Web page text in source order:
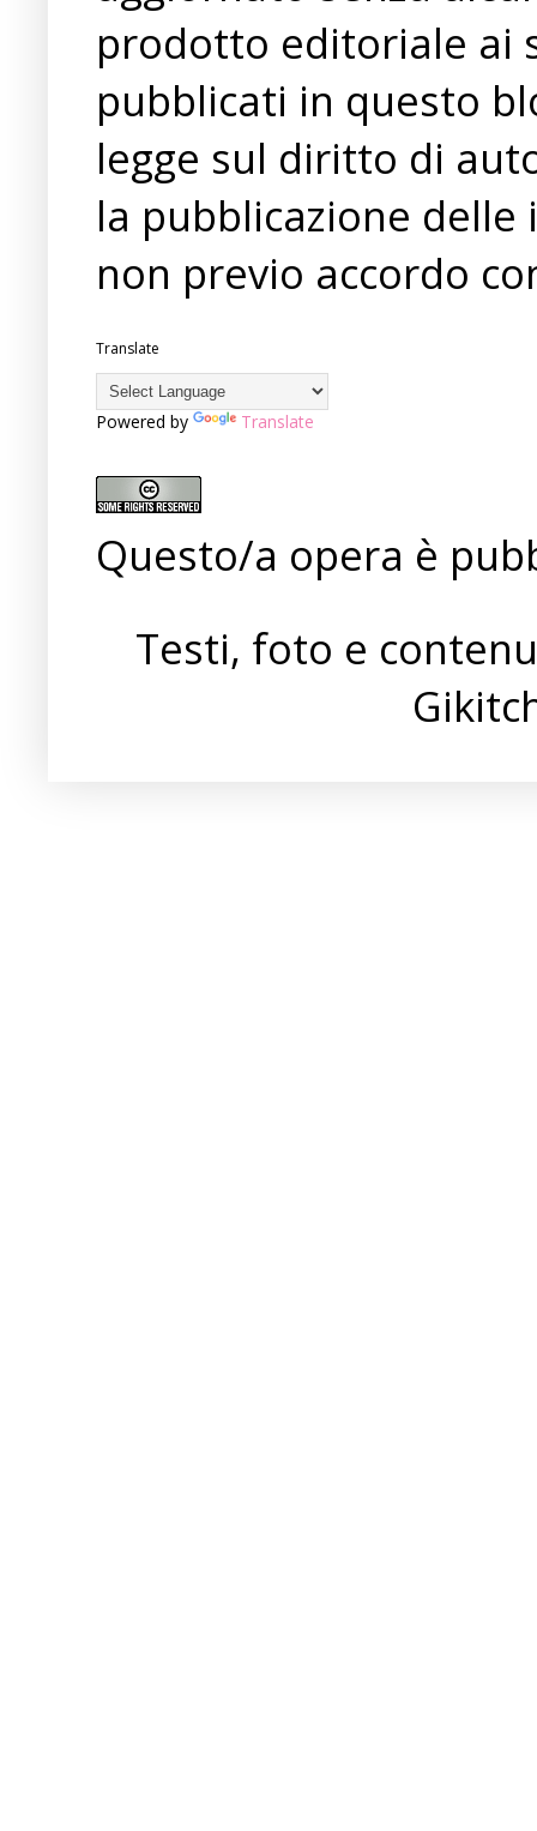
prodotto editoriale ai
pubblicati in questo
legge sul diritto di
la pubblicazione
non previo accordo
Translate
Powered by Translate
Questo/a opera è
Testi, foto e